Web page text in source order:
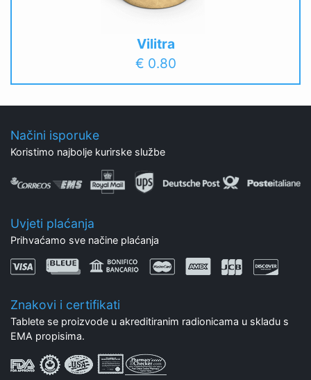
Vilitra
€ 0.80
Načini isporuke
Koristimo najbolje kurirske službe
Uvjeti plaćanja
Prihvaćamo sve načine plaćanja
Znakovi i certifikati
Tablete se proizvode u akreditiranim radionicama u skladu s
EMA propisima.